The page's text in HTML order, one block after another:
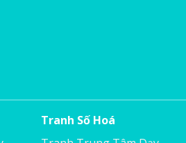
Tranh Số Hoá